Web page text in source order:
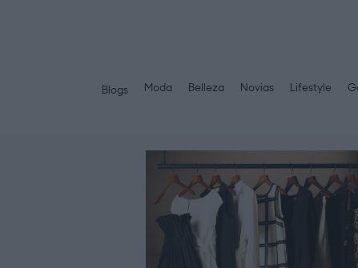
Blogs Moda Belleza Novias Lifestyle